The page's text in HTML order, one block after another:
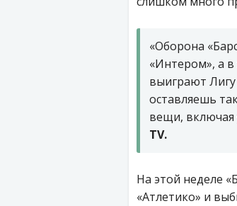
«Оборона
«Интером», а в
выиграют
оставляешь
вещи, включая
TV.
На этой неделе
«Атлетико» и